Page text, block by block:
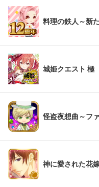
料理の鉄人～新
城姫クエスト 極
怪盗夜想曲～フ
神に愛された花